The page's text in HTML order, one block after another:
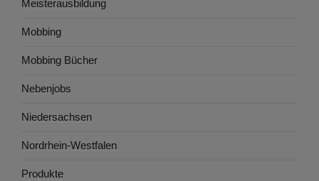
Meisterausbildung
Mobbing
Mobbing Bücher
Nebenjobs
Niedersachsen
Nordrhein-Westfalen
Produkte